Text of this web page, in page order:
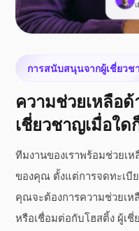
การสนับสนุนจากผู้เชี่ยวช
ความช่วยเหลือ
เชี่ยวชาญเมื่อใ
ทีมงานของเราพร้อมช่วยเ
ของคุณ ตั้งแต่การจดทะเบี
คุณจะต้องการความช่วยเห
หรือเชื่อมต่อกับโฮสติ้ง ผู้เ